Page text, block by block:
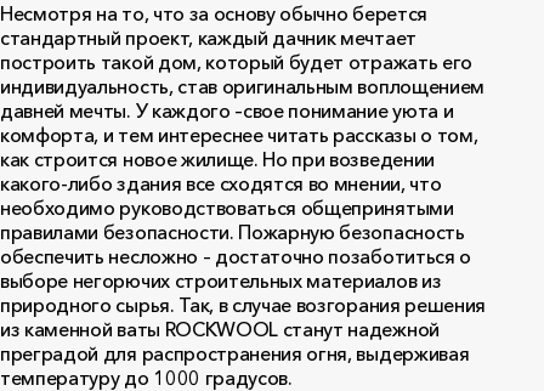
Несмотря на то, что за основу обычно берется
стандартный проект, каждый дачник мечтает
построить такой дом, который будет отражать его
индивидуальность, став оригинальным воплощением
давней мечты. У каждого –свое понимание уюта и
комфорта, и тем интереснее читать рассказы о том,
как строится новое жилище. Но при возведении
какого-либо здания все сходятся во мнении, что
необходимо руководствоваться общепринятыми
правилами безопасности. Пожарную безопасность
обеспечить несложно – достаточно позаботиться о
выборе негорючих строительных материалов из
природного сырья. Так, в случае возгорания решения
из каменной ваты ROCKWOOL станут надежной
преградой для распространения огня, выдерживая
температуру до 1000 градусов.